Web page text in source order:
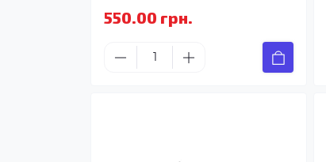
550.00 грн.